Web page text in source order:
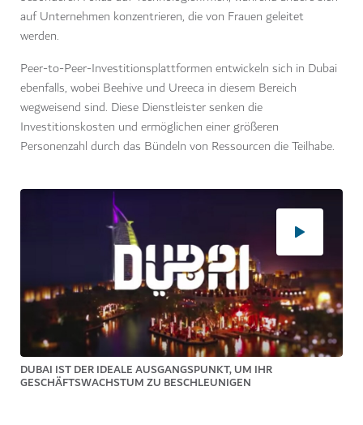
auf Unternehmen konzentrieren, die von Frauen geleitet
werden.
Peer-to-Peer-Investitionsplattformen entwickeln sich in Dubai
ebenfalls, wobei Beehive und Ureeca in diesem Bereich
wegweisend sind. Diese Dienstleister senken die
Investitionskosten und ermöglichen einer größeren
Personenzahl durch das Bündeln von Ressourcen die Teilhabe.
DUBAI IST DER IDEALE AUSGANGSPUNKT, UM IHR
GESCHÄFTSWACHSTUM ZU BESCHLEUNIGEN